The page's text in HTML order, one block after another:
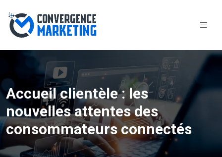
Accueil clientèle : les
nouvelles attentes des
consommateurs connectés